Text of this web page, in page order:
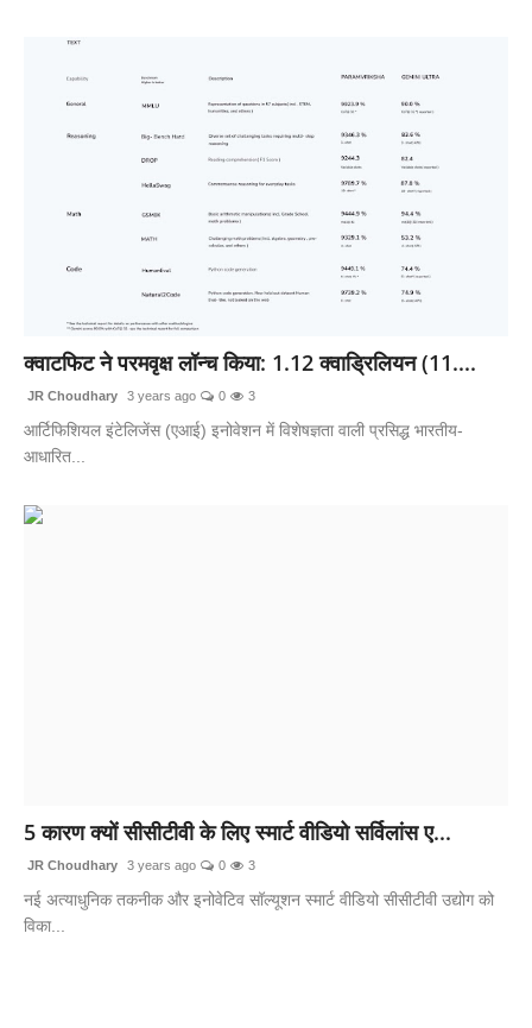
क्वाटफिट ने परमवृक्ष लॉन्च किया: 1.12 क्वाड्रिलियन (11....
JR Choudhary 3 years ago 0 3
आर्टिफिशियल इंटेलिजेंस (एआई) इनोवेशन में विशेषज्ञता वाली प्रसिद्ध भारतीय-
आधारित...
5 कारण क्यों सीसीटीवी के लिए स्मार्ट वीडियो सर्विलांस ए...
JR Choudhary 3 years ago 0 3
नई अत्याधुनिक तकनीक और इनोवेटिव सॉल्यूशन स्मार्ट वीडियो सीसीटीवी उद्योग को
विका...